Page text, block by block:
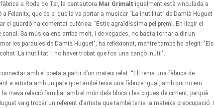
a Roda de Ter, la cantautora Mar Grimalt igualment està vinculada a
Felanitx, que és el que la va portar a musicar “La inutilitat” de Damià Huguet
el guardó ha comentat eufòrica: "Estic agraïdíssima pel premi. En llegir el
Sa música ens arriba molt, i de vegades, no basta tornar a dir un
les paraules de Damià Huguet", ha reflexionat, mentre també ha afegit: "Els
'La inutilitat' i no haver trobat que fos una cançó inútil".
amb el poeta a partir d’un mateix relat: “Ell tenia una fàbrica de
a artista amb un pare que també tenia una fàbrica igual, amb qui no em
la meva relació familiar amb el món dels blocs i les bigues de ciment, perquè
vaig trobar un referent d’artista que també tenia la mateixa preocupació. I